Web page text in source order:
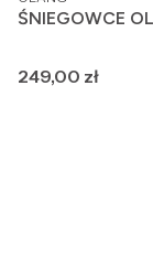
ŚNIEGOWCE
Cena
249,00 zł